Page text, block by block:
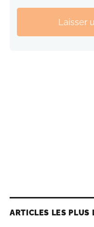
Laisser
ARTICLES LES PLUS